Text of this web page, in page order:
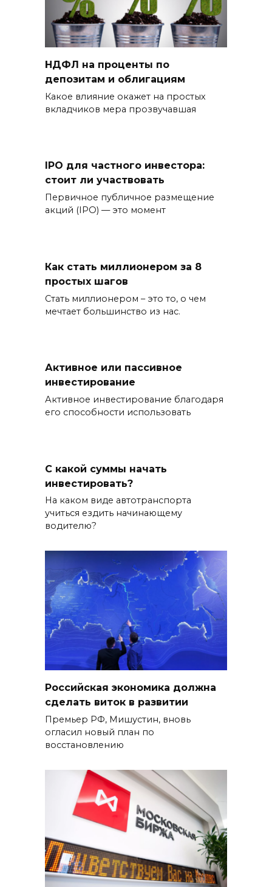
НДФЛ на проценты по
депозитам и облигациям
Какое влияние окажет на простых
вкладчиков мера прозвучавшая
IPO для частного инвестора:
стоит ли участвовать
Первичное публичное размещение
акций (IPO) — это момент
Как стать миллионером за 8
простых шагов
Стать миллионером – это то, о чем
мечтает большинство из нас.
Активное или пассивное
инвестирование
Активное инвестирование благодаря
его способности использовать
С какой суммы начать
инвестировать?
На каком виде автотранспорта
учиться ездить начинающему
водителю?
Российская экономика должна
сделать виток в развитии
Премьер РФ, Мишустин, вновь
огласил новый план по
восстановлению